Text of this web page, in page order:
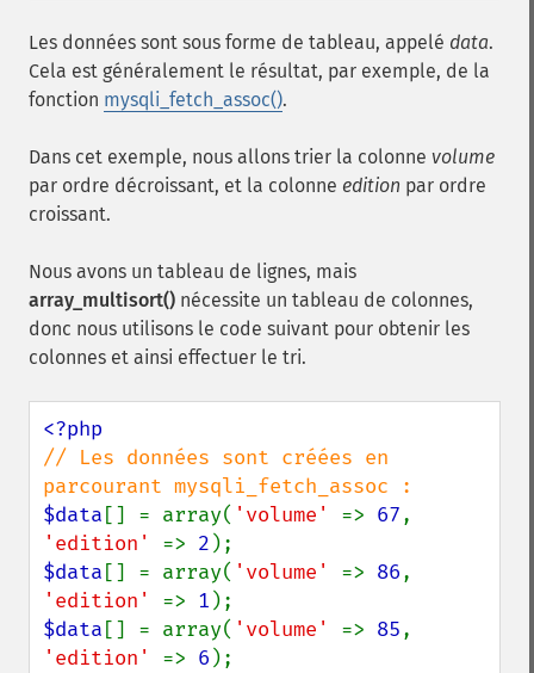
Les données sont sous forme de tableau, appelé data.
Cela est généralement le résultat, par exemple, de la
fonction mysqli_fetch_assoc().
Dans cet exemple, nous allons trier la colonne volume
par ordre décroissant, et la colonne edition par ordre
croissant.
Nous avons un tableau de lignes, mais
array_multisort() nécessite un tableau de colonnes,
donc nous utilisons le code suivant pour obtenir les
colonnes et ainsi effectuer le tri.
// Les données sont créées en
$data [] = array( 'volume' => 67
'edition' => 2
$data [] = array( 'volume' => 86
'edition' => 1
$data [] = array( 'volume' => 85
'edition' => 6